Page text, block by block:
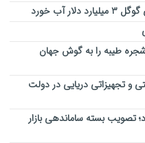
آب خورد
شجره طیبه را به گوش جهان
پروژه زیرساختی و تجهیزاتی دریایی در دولت
بسته ساماندهی بازار